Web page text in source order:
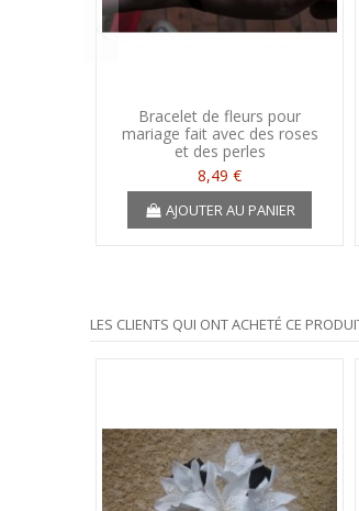
Bracelet de fleurs pour
mariage fait avec des roses
et des perles
8,49 €
AJOUTER AU PANIER
LES CLIENTS QUI ONT ACHETÉ CE